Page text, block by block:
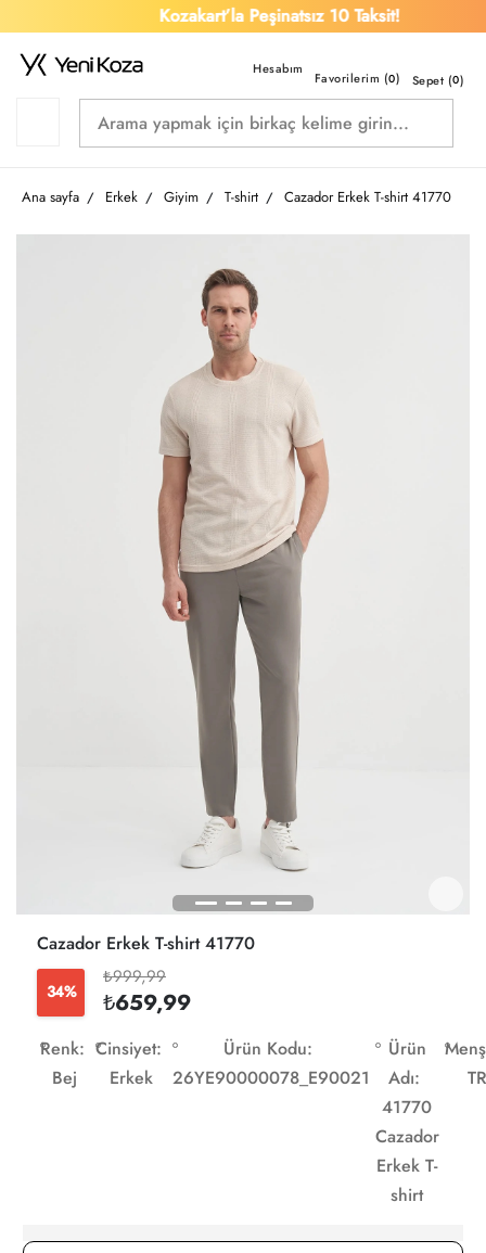
Kozakart’la Peşinatsız 10 Taksit!
Favorilerim (0) Sepet (0)
Ana sayfa Erkek Giyim T-shirt Cazador Erkek T-shirt 41770
Cazador Erkek T-shirt 41770
34%
₺999,99
₺659,99
Renk:
Bej
Cinsiyet:
Erkek
Ürün Kodu:
26YE90000078_E90021
Ürün
Adı:
41770
Cazador
Erkek T-
shirt
TR